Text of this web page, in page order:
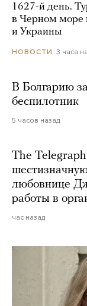
1627-й день.
в Черном море
и Украины
НОВОСТИ 3 часа
В Болгарию
беспилотник
5 часов назад
The
любовнице
работы в
час назад